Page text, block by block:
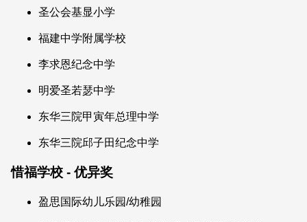
圣公会基显小学
福建中学附属学校
李求恩纪念中学
明爱圣若瑟中学
东华三院甲寅年总理中学
东华三院邱子田纪念中学
惜福学校 - 优异奖
盈思国际幼儿乐园/幼稚园